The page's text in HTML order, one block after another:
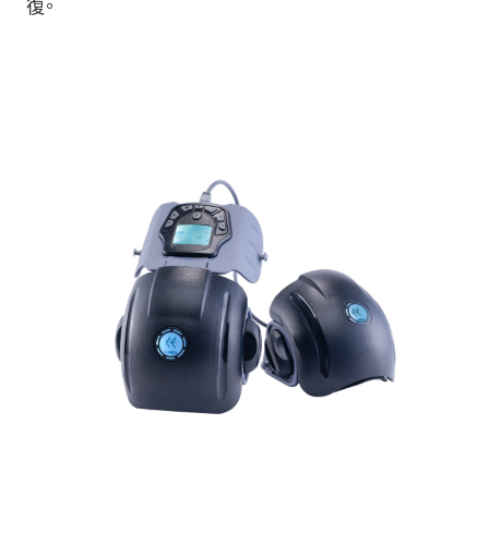
復。